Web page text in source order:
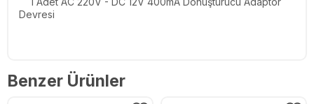
Devresi
Benzer Ürünler